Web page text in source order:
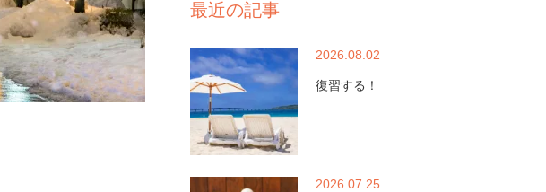
最近の記事
2026.08.02
復習する！
2026.07.25